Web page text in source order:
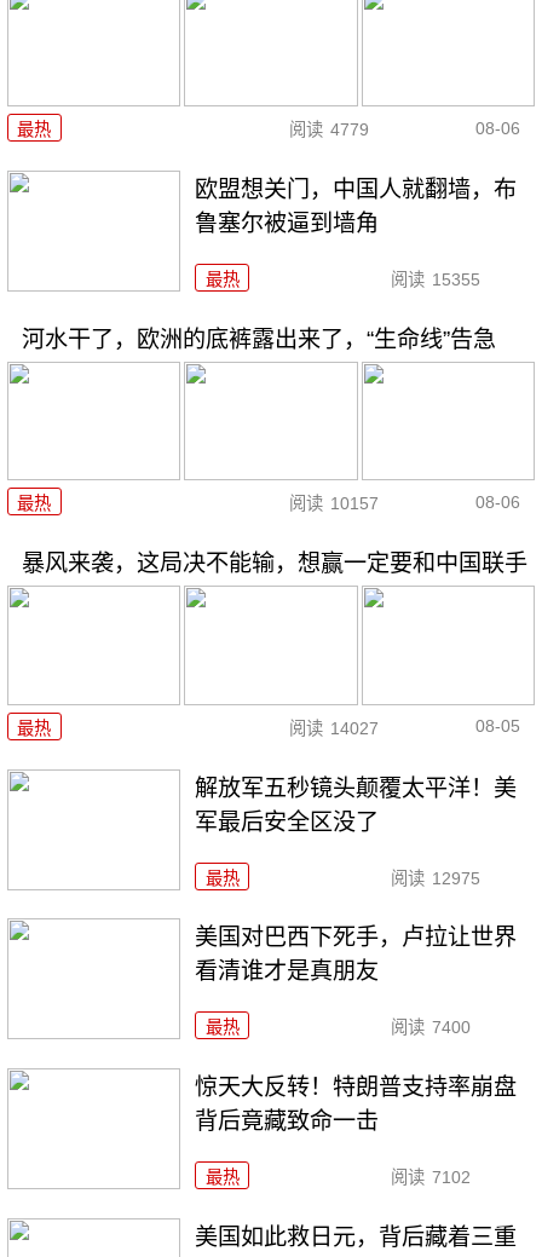
最热 阅读 4779 08-06
欧盟想关门，中国人就翻墙，布
鲁塞尔被逼到墙角
最热 阅读 15355
河水干了，欧洲的底裤露出来了，“生命线”告急
最热 阅读 10157 08-06
暴风来袭，这局决不能输，想赢一定要和中国联手
最热 阅读 14027 08-05
解放军五秒镜头颠覆太平洋！美
军最后安全区没了
最热 阅读 12975
美国对巴西下死手，卢拉让世界
看清谁才是真朋友
最热 阅读 7400
惊天大反转！特朗普支持率崩盘
背后竟藏致命一击
最热 阅读 7102
美国如此救日元，背后藏着三重